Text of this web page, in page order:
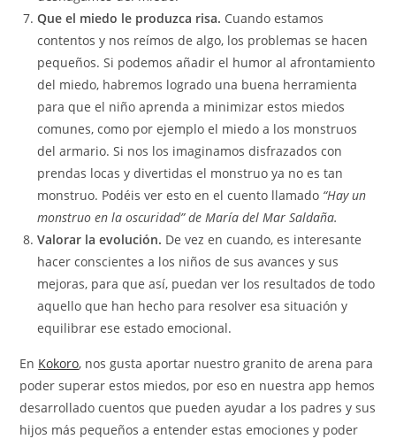
Que el miedo le produzca risa. Cuando estamos
contentos y nos reímos de algo, los problemas se hacen
pequeños. Si podemos añadir el humor al afrontamiento
del miedo, habremos logrado una buena herramienta
para que el niño aprenda a minimizar estos miedos
comunes, como por ejemplo el miedo a los monstruos
del armario. Si nos los imaginamos disfrazados con
prendas locas y divertidas el monstruo ya no es tan
monstruo. Podéis ver esto en el cuento llamado “Hay un
monstruo en la oscuridad” de María del Mar Saldaña.
Valorar la evolución. De vez en cuando, es interesante
hacer conscientes a los niños de sus avances y sus
mejoras, para que así, puedan ver los resultados de todo
aquello que han hecho para resolver esa situación y
equilibrar ese estado emocional.
En Kokoro, nos gusta aportar nuestro granito de arena para
poder superar estos miedos, por eso en nuestra app hemos
desarrollado cuentos que pueden ayudar a los padres y sus
hijos más pequeños a entender estas emociones y poder